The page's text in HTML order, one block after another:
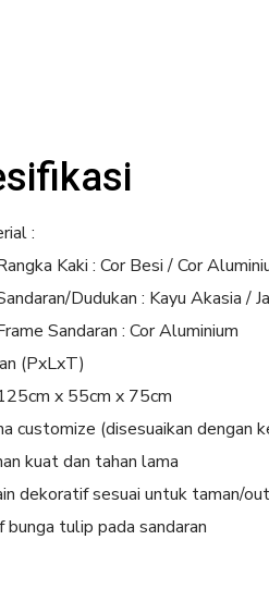
:
Kaki : Cor Besi / Cor
Dudukan : Kayu Akasia /
Sandaran : Cor Aluminium
(PxLxT)
x 55cm x 75cm
customize (disesuaikan dengan
kuat dan tahan lama
dekoratif sesuai untuk taman/
bunga tulip pada sandaran